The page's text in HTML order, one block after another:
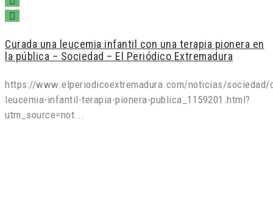
Curada una leucemia infantil con una terapia pionera en
la pública – Sociedad – El Periódico Extremadura
https://www.elperiodicoextremadura.com/noticias/sociedad/
leucemia-infantil-terapia-pionera-publica_1159201.html?
utm_source=not...